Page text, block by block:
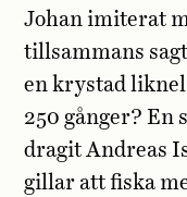
Johan imiterat
tillsammans
en krystad
250 gånger? En
dragit Andreas
gillar att fiska